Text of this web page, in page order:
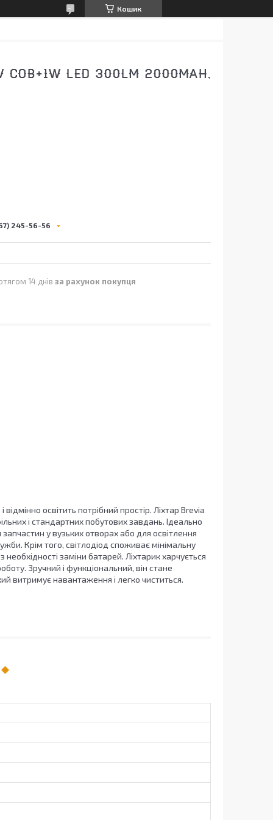
Кошик
LED 300LM 2000MAH,
245-56-56
14 днів за рахунок покупця
освітить потрібний простір. Ліхтар Brevia
і стандартних побутових завдань. Ідеально
у вузьких отворах або для освітлення
Крім того, світлодіод споживає мінімальну
заміни батарей. Ліхтарик харчується
Зручний і функціональний, він стане
витримує навантаження і легко чиститься.